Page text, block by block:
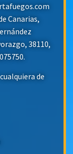
Canarias,
38110,
de